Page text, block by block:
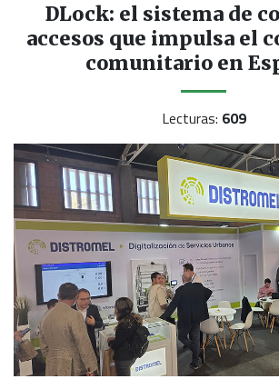
DLock: el sistema de
accesos que impulsa el
comunitario en
Lecturas: 609